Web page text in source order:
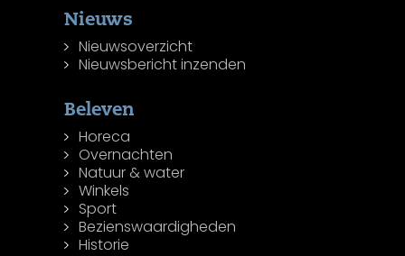
Nieuws
Nieuwsoverzicht
Nieuwsbericht inzenden
Beleven
Horeca
Overnachten
Natuur & water
Winkels
Sport
Bezienswaardigheden
Historie